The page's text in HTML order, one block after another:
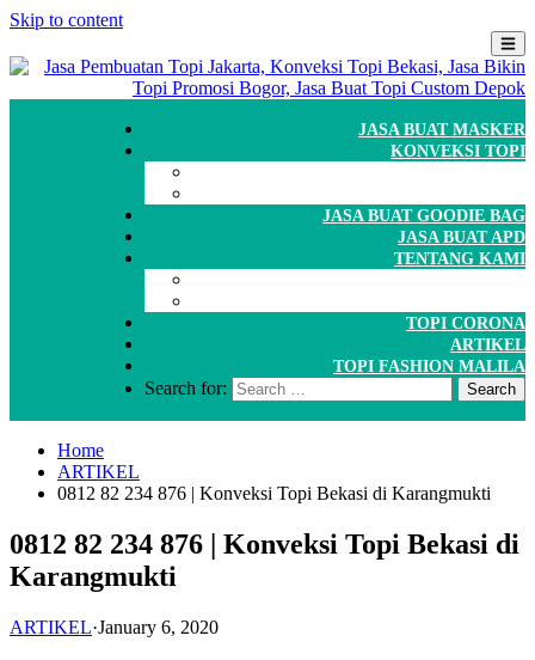
Skip to content
JASA BUAT MASKER
KONVEKSI TOPI
JASA BUAT GOODIE BAG
JASA BUAT APD
TENTANG KAMI
TOPI CORONA
ARTIKEL
TOPI FASHION MALILA
Search for:
Home
ARTIKEL
0812 82 234 876 | Konveksi Topi Bekasi di Karangmukti
0812 82 234 876 | Konveksi Topi Bekasi di
Karangmukti
ARTIKEL·January 6, 2020